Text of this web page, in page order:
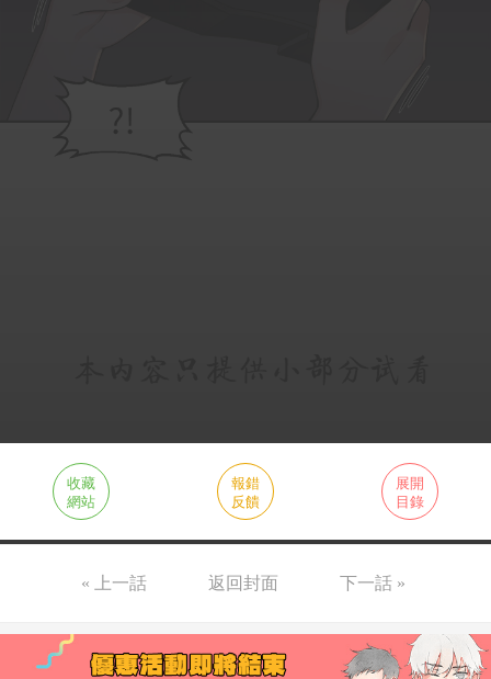
收藏
網站
報錯
反饋
展開
目錄
« 上一話 返回封面 下一話 »